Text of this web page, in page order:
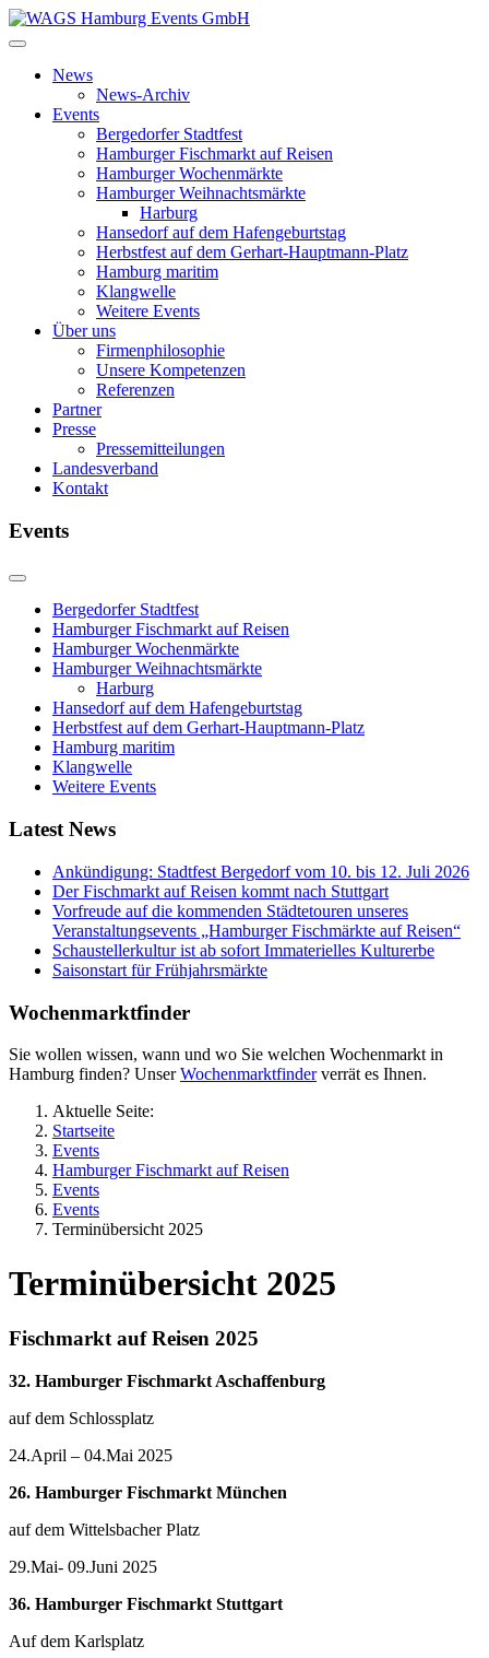
News
News-Archiv
Events
Bergedorfer Stadtfest
Hamburger Fischmarkt auf Reisen
Hamburger Wochenmärkte
Hamburger Weihnachtsmärkte
Harburg
Hansedorf auf dem Hafengeburtstag
Herbstfest auf dem Gerhart-Hauptmann-Platz
Hamburg maritim
Klangwelle
Weitere Events
Über uns
Firmenphilosophie
Unsere Kompetenzen
Referenzen
Partner
Presse
Pressemitteilungen
Landesverband
Kontakt
Events
Bergedorfer Stadtfest
Hamburger Fischmarkt auf Reisen
Hamburger Wochenmärkte
Hamburger Weihnachtsmärkte
Harburg
Hansedorf auf dem Hafengeburtstag
Herbstfest auf dem Gerhart-Hauptmann-Platz
Hamburg maritim
Klangwelle
Weitere Events
Latest News
Ankündigung: Stadtfest Bergedorf vom 10. bis 12. Juli 2026
Der Fischmarkt auf Reisen kommt nach Stuttgart
Vorfreude auf die kommenden Städtetouren unseres
Veranstaltungsevents „Hamburger Fischmärkte auf Reisen“
Schaustellerkultur ist ab sofort Immaterielles Kulturerbe
Saisonstart für Frühjahrsmärkte
Wochenmarktfinder
Sie wollen wissen, wann und wo Sie welchen Wochenmarkt in
Hamburg finden? UnserWochenmarktfinderverrät es Ihnen.
Aktuelle Seite:
Startseite
Events
Hamburger Fischmarkt auf Reisen
Events
Events
Terminübersicht 2025
Terminübersicht 2025
Fischmarkt auf Reisen 2025
32. Hamburger Fischmarkt Aschaffenburg
auf dem Schlossplatz
24.April – 04.Mai 2025
26. Hamburger Fischmarkt München
auf dem Wittelsbacher Platz
29.Mai- 09.Juni 2025
36. Hamburger Fischmarkt Stuttgart
Auf dem Karlsplatz